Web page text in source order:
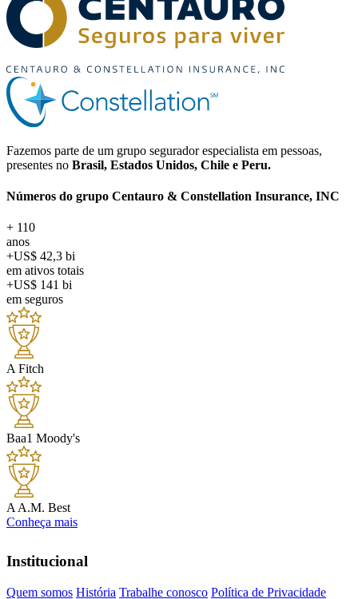
Fazemos parte de um grupo segurador especialista em pessoas,
presentes no Brasil, Estados Unidos, Chile e Peru.
Números do grupo Centauro & Constellation Insurance, INC
+ 110
anos
+US$ 42,3 bi
em ativos totais
+US$ 141 bi
em seguros
A Fitch
Baa1 Moody's
A A.M. Best
Conheça mais
Institucional
Quem somos História Trabalhe conosco Política de Privacidade